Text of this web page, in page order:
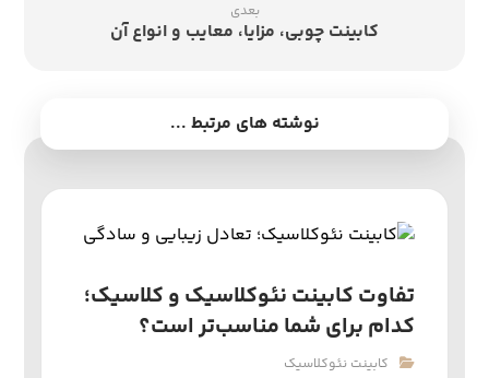
بعدی
کابینت چوبی، مزایا، معایب و انواع آن
نوشته های مرتبط ...
تفاوت کابینت نئوکلاسیک و کلاسیک؛
کدام برای شما مناسب‌تر است؟
کابینت نئوکلاسیک